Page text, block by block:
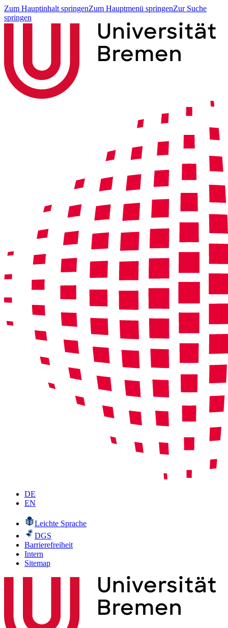
Zum Hauptinhalt springenZum Hauptmenü springenZur Suche
springen
DE
EN
Leichte Sprache
DGS
Barrierefreiheit
Intern
Sitemap